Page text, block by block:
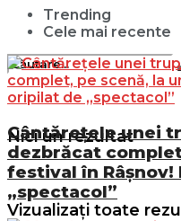
Nici un rezultat
Vizualizați toate
Trending
Cele mai recente
Cântărețele unei
dezbrăcat
festival în
„spectacol”